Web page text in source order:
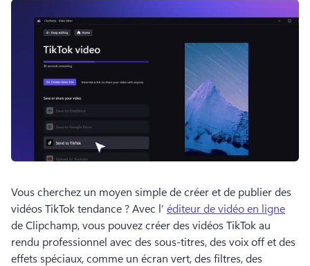
Vous cherchez un moyen simple de créer et de publier des
vidéos TikTok tendance ? Avec l’ éditeur de vidéo en ligne
de Clipchamp, vous pouvez créer des vidéos TikTok au
rendu professionnel avec des sous-titres, des voix off et des
effets spéciaux, comme un écran vert, des filtres, des